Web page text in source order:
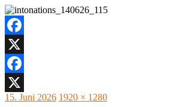
Facebook
X
Facebook
X
Veröffentlicht
15. Juni 2026 Originalgröße
1920 × 1280